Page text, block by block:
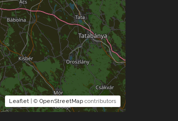
Leaflet| © OpenStreetMapcontributors